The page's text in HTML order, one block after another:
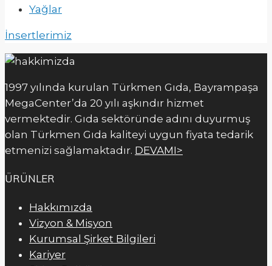
Yağlar
İnsertlerimiz
1997 yılında kurulan Türkmen Gıda, Bayrampaşa
MegaCenter’da 20 yılı aşkındır hizmet
vermektedir. Gıda sektöründe adını duyurmuş
olan Türkmen Gıda kaliteyi uygun fiyata tedarik
etmenizi sağlamaktadır. DEVAMI>
ÜRÜNLER
Hakkımızda
Vizyon & Misyon
Kurumsal Şirket Bilgileri
Kariyer